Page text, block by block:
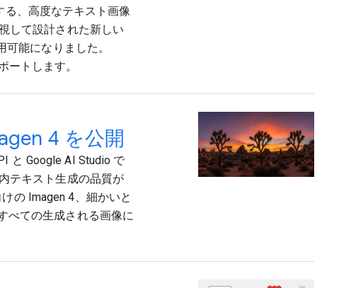
、高度なテキスト画像
して設計された新しい
能になりました。
ートします。
4 を公開
と Google AI Studio で
テキスト生成の品質が
の Imagen 4、細かいと
べての生成される画像に